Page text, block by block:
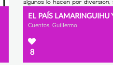
Cuentos, Guillermo
8